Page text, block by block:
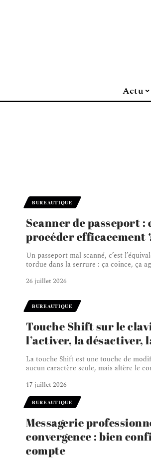
Actu
BUREAUTIQUE
Scanner de passeport :
procéder efficacement
Un passeport mal scanné, c’est
tordue dans la serrure : ça coince, ça
26 juillet 2026
BUREAUTIQUE
Touche Shift sur le
l’activer, la désactiver,
La touche Shift est une touche de
aucun caractère seule, mais altère le
17 juillet 2026
BUREAUTIQUE
Messagerie
convergence : bien
compte